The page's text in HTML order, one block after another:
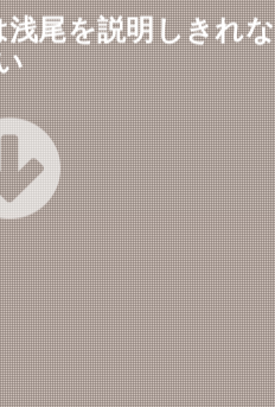
尾を説明しきれな